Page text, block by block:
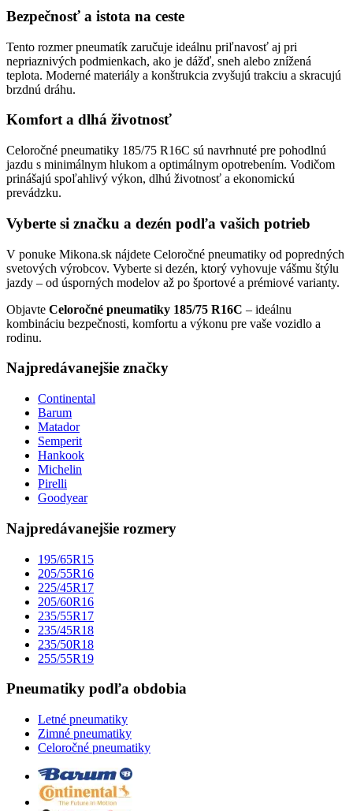
Bezpečnosť a istota na ceste
Tento rozmer pneumatík zaručuje ideálnu priľnavosť aj pri
nepriaznivých podmienkach, ako je dážď, sneh alebo znížená
teplota. Moderné materiály a konštrukcia zvyšujú trakciu a skracujú
brzdnú dráhu.
Komfort a dlhá životnosť
Celoročné pneumatiky 185/75 R16C sú navrhnuté pre pohodlnú
jazdu s minimálnym hlukom a optimálnym opotrebením. Vodičom
prinášajú spoľahlivý výkon, dlhú životnosť a ekonomickú
prevádzku.
Vyberte si značku a dezén podľa vašich potrieb
V ponuke Mikona.sk nájdete Celoročné pneumatiky od popredných
svetových výrobcov. Vyberte si dezén, ktorý vyhovuje vášmu štýlu
jazdy – od úsporných modelov až po športové a prémiové varianty.
Objavte Celoročné pneumatiky 185/75 R16C – ideálnu
kombináciu bezpečnosti, komfortu a výkonu pre vaše vozidlo a
rodinu.
Najpredávanejšie značky
Continental
Barum
Matador
Semperit
Hankook
Michelin
Pirelli
Goodyear
Najpredávanejšie rozmery
195/65R15
205/55R16
225/45R17
205/60R16
235/55R17
235/45R18
235/50R18
255/55R19
Pneumatiky podľa obdobia
Letné pneumatiky
Zimné pneumatiky
Celoročné pneumatiky